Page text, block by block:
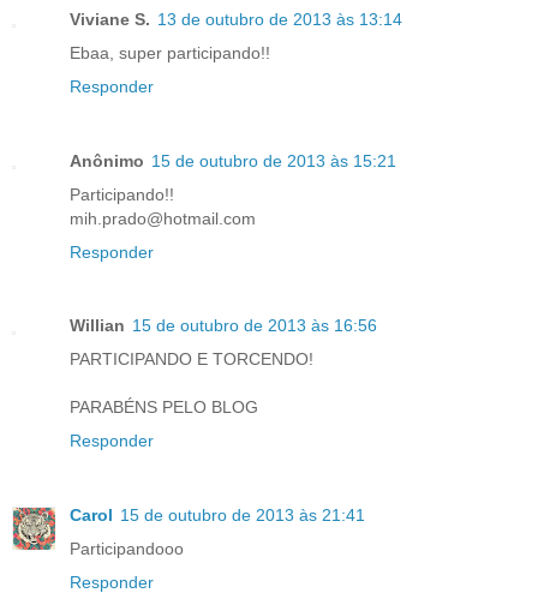
Viviane S. 13 de outubro de 2013 às 13:14
Ebaa, super participando!!
Responder
Anônimo 15 de outubro de 2013 às 15:21
Participando!!
mih.prado@hotmail.com
Responder
Willian 15 de outubro de 2013 às 16:56
PARTICIPANDO E TORCENDO!
PARABÉNS PELO BLOG
Responder
Carol 15 de outubro de 2013 às 21:41
Participandooo
Responder